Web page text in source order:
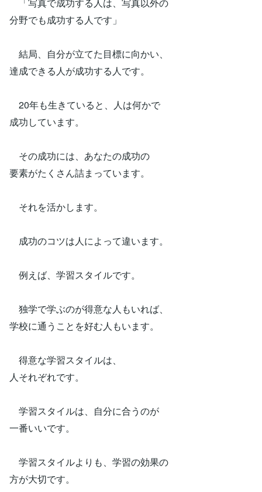
分野でも成功する人です」
結局、自分が立てた目標に向かい、
達成できる人が成功する人です。
20年も生きていると、人は何かで
成功しています。
その成功には、あなたの成功の
要素がたくさん詰まっています。
それを活かします。
成功のコツは人によって違います。
例えば、学習スタイルです。
独学で学ぶのが得意な人もいれば、
学校に通うことを好む人もいます。
得意な学習スタイルは、
人それぞれです。
学習スタイルは、自分に合うのが
一番いいです。
学習スタイルよりも、学習の効果の
方が大切です。